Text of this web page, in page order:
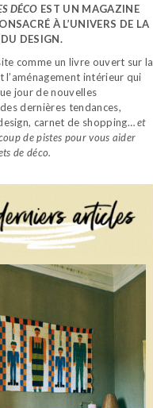
DÉCO EST UN MAGAZINE
À L’UNIVERS DE LA
DESIGN.
comme un livre ouvert sur la
l’aménagement intérieur qui
jour de nouvelles
dernières tendances,
carnet de shopping…et
de pistes pour vous aider
de déco.